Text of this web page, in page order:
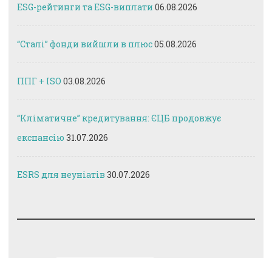
ESG-рейтинги та ESG-виплати 06.08.2026
“Сталі” фонди вийшли в плюс05.08.2026
ППГ + ISO 03.08.2026
“Кліматичне” кредитування: ЄЦБ продовжує
експансію 31.07.2026
ESRS для неуніатів 30.07.2026